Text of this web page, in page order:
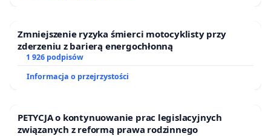
Zmniejszenie ryzyka śmierci motocyklisty przy
zderzeniu z barierą energochłonną
1 926 podpisów
Informacja o przejrzystości
PETYCJA o kontynuowanie prac legislacyjnych
związanych z reformą prawa rodzinnego